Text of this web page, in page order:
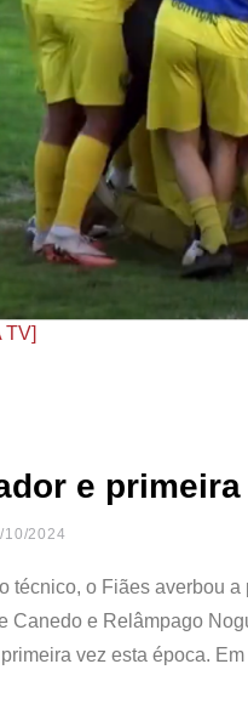
TV]
e
10/2024
técnico, o Fiães averbou
Canedo e Relâmpago
vez esta época.